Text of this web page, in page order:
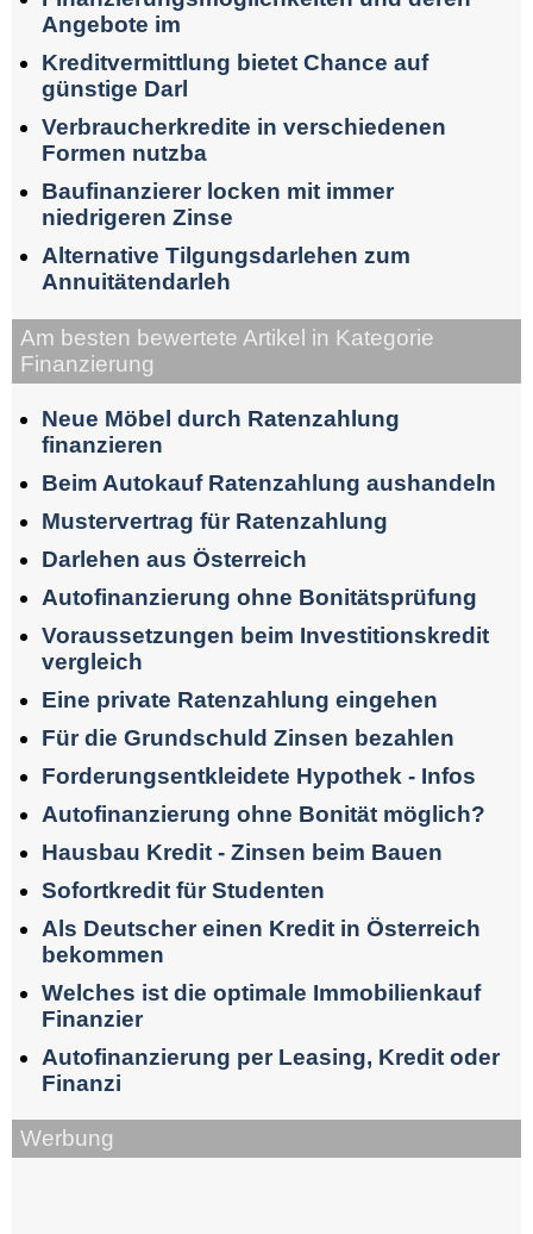
Angebote im
Kreditvermittlung bietet Chance auf
günstige Darl
Verbraucherkredite in verschiedenen
Formen nutzba
Baufinanzierer locken mit immer
niedrigeren Zinse
Alternative Tilgungsdarlehen zum
Annuitätendarleh
Am besten bewertete Artikel in Kategorie
Finanzierung
Neue Möbel durch Ratenzahlung
finanzieren
Beim Autokauf Ratenzahlung aushandeln
Mustervertrag für Ratenzahlung
Darlehen aus Österreich
Autofinanzierung ohne Bonitätsprüfung
Voraussetzungen beim Investitionskredit
vergleich
Eine private Ratenzahlung eingehen
Für die Grundschuld Zinsen bezahlen
Forderungsentkleidete Hypothek - Infos
Autofinanzierung ohne Bonität möglich?
Hausbau Kredit - Zinsen beim Bauen
Sofortkredit für Studenten
Als Deutscher einen Kredit in Österreich
bekommen
Welches ist die optimale Immobilienkauf
Finanzier
Autofinanzierung per Leasing, Kredit oder
Finanzi
Werbung